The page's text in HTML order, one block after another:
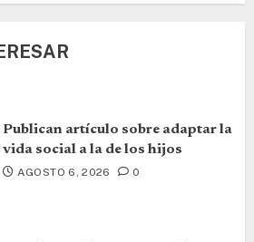
Publican artículo sobre adaptar la
vida social a la de los hijos
AGOSTO 6, 2026 0